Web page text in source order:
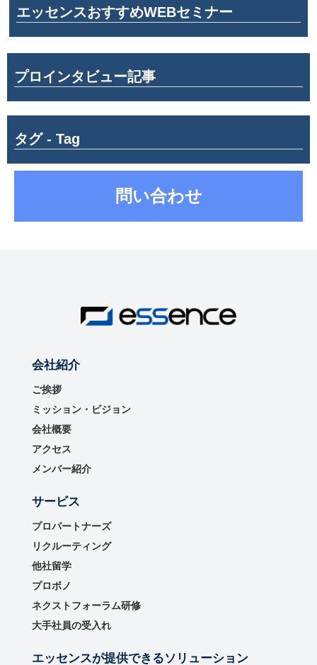
エッセンスおすすめWEBセミナー
プロインタビュー記事
タグ - Tag
問い合わせ
会社紹介
ご挨拶
ミッション・ビジョン
会社概要
アクセス
メンバー紹介
サービス
プロパートナーズ
リクルーティング
他社留学
プロボノ
ネクストフォーラム研修
大手社員の受入れ
エッセンスが提供できるソリューション